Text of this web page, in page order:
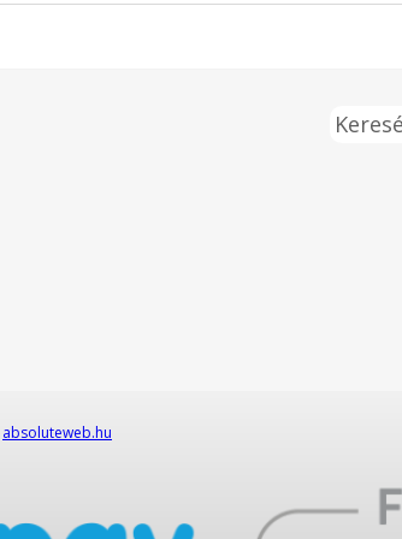
Keresés
absoluteweb.hu